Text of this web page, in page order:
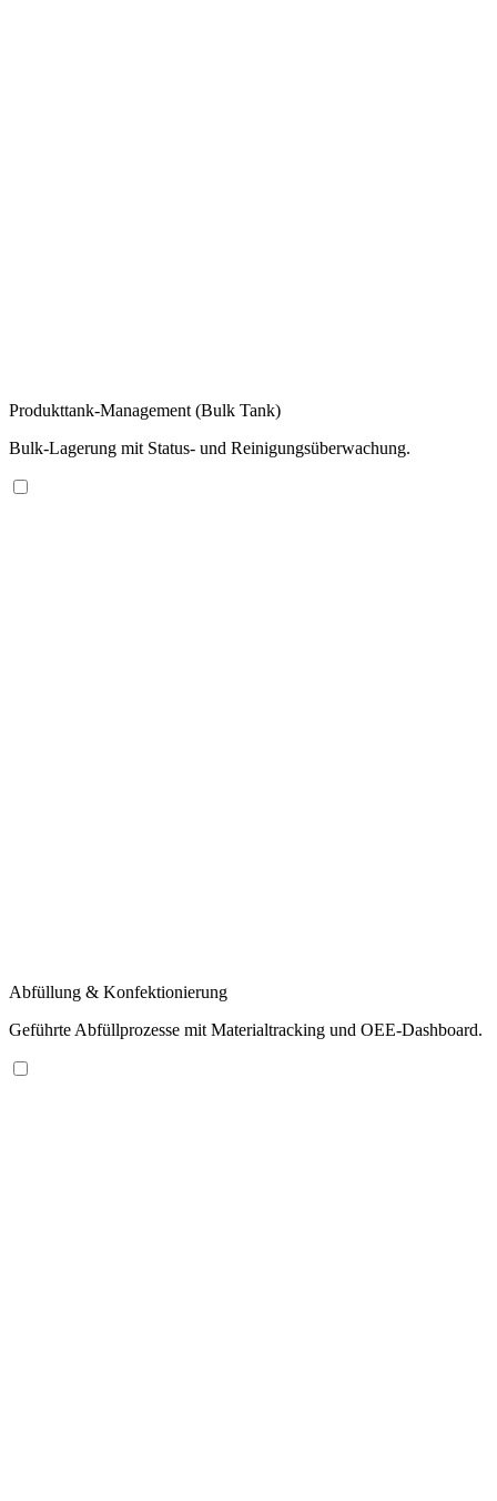
Produkttank-Management (Bulk Tank)
Bulk-Lagerung mit Status- und Reinigungsüberwachung.
Abfüllung & Konfektionierung
Geführte Abfüllprozesse mit Materialtracking und OEE-Dashboard.